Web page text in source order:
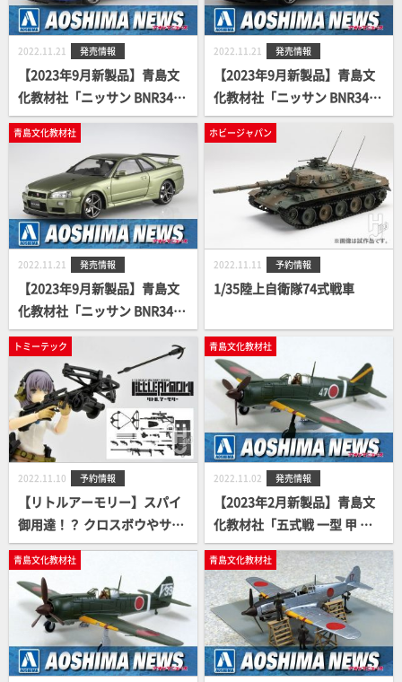
2022.11.21 発売情報
【2023年9月新製品】青島文
化教材社「ニッサン BNR34
スカイライン GT-R V・spec
Ⅱ '00 ベイサイドブルー」
2022.11.21 発売情報
【2023年9月新製品】青島文
化教材社「ニッサン BNR34
スカイライン GT-R V・spec
Ⅱ '00 ホワイト」
青島文化教材社
2022.11.21 発売情報
【2023年9月新製品】青島文
化教材社「ニッサン BNR34
スカイライン GT-R V・spec
Ⅱ Nur '02 ミレニアムジェイ
ド」
ホビージャパン
2022.11.11 予約情報
1/35陸上自衛隊74式戦車
トミーテック
2022.11.10 予約情報
【リトルアーモリー】スパイ
御用達！？ クロスボウやサイ
レンサーピストル、麻酔銃な
ど9種類の「静かな」お仕事
道具がセットで登場！
青島文化教材社
2022.11.02 発売情報
【2023年2月新製品】青島文
化教材社「五式戦 一型 甲 キ1
00-Ⅰ」
青島文化教材社 青島文化教材社